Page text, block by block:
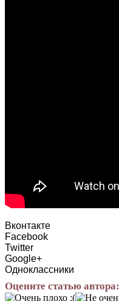
Вконтакте
Facebook
Twitter
Google+
Одноклассники
Оцените статью автора: